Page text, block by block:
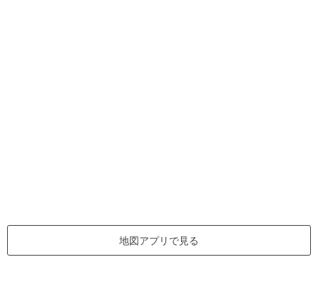
地図アプリで見る